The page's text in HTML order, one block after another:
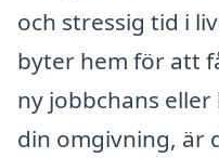
och stressig tid i
byter hem för att
ny jobbchans
din omgivning, är